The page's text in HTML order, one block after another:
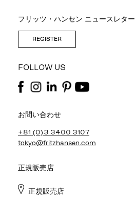
フリッツ・ハンセン ニュースレター
REGISTER
FOLLOW US
お問い合わせ
+81 (0)3 3400 3107
tokyo@fritzhansen.com
正規販売店
正規販売店